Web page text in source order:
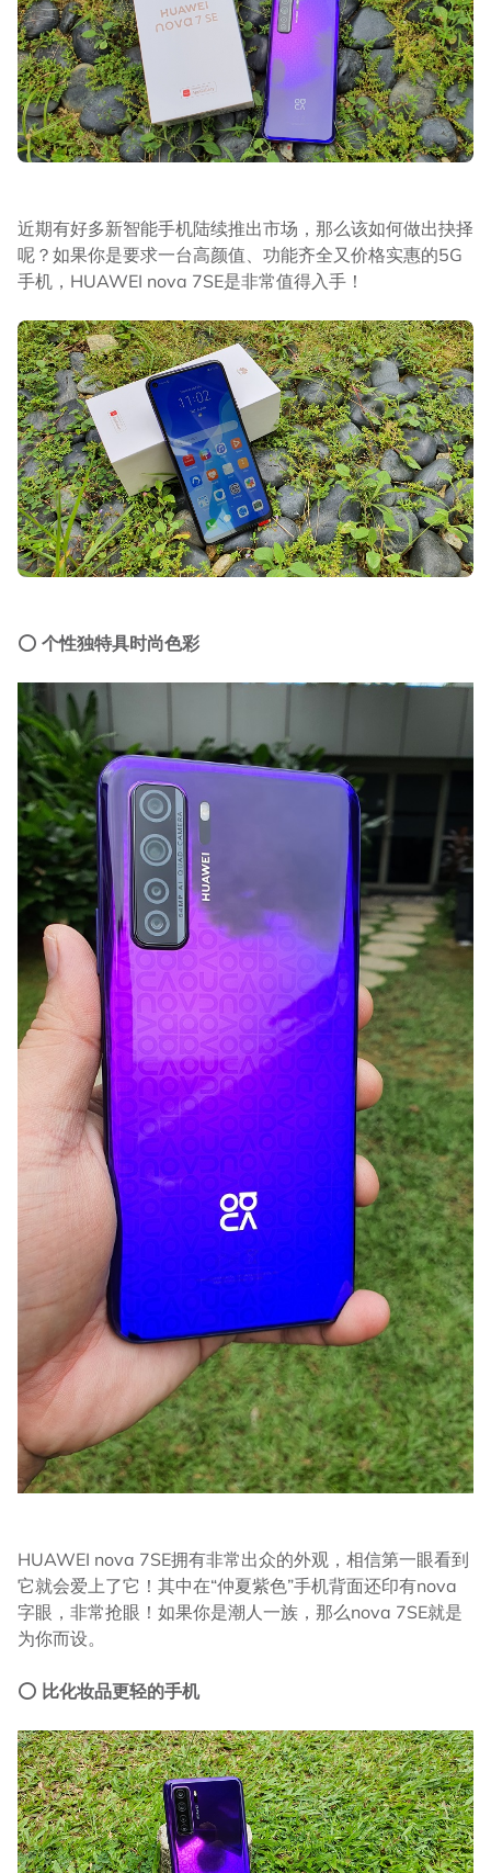
近期有好多新智能手机陆续推出市场，那么该如何做出抉择
呢？如果你是要求一台高颜值、功能齐全又价格实惠的5G
手机，HUAWEI nova 7SE是非常值得入手！
⭕ 个性独特具时尚色彩
HUAWEI nova 7SE拥有非常出众的外观，相信第一眼看到
它就会爱上了它！其中在“仲夏紫色”手机背面还印有nova
字眼，非常抢眼！如果你是潮人一族，那么nova 7SE就是
为你而设。
⭕ 比化妆品更轻的手机